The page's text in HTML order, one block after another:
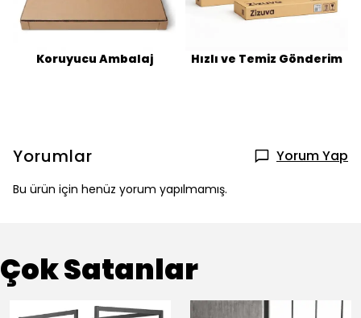
Koruyucu Ambalaj Hızlı ve Temiz Gönderim
Yorumlar Yorum Yap
Bu ürün için henüz yorum yapılmamış.
Çok Satanlar